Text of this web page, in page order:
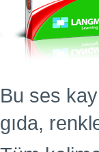
Bu ses
gıda,